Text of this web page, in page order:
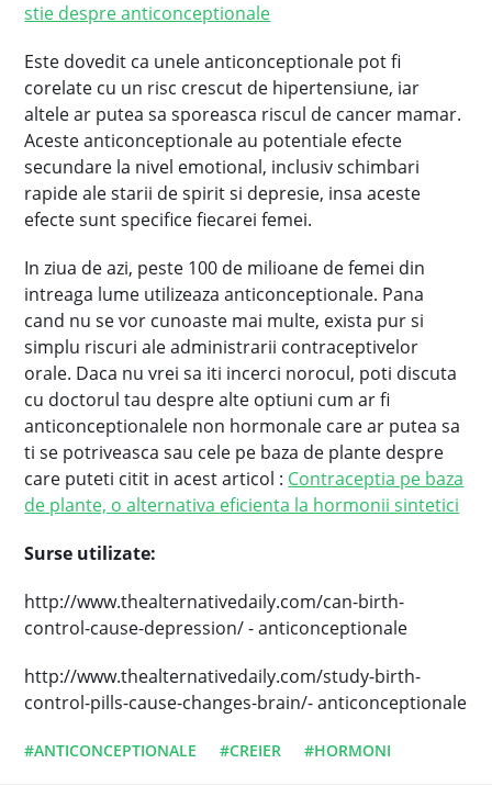
stie despre anticonceptionale
Este dovedit ca unele anticonceptionale pot fi
corelate cu un risc crescut de hipertensiune, iar
altele ar putea sa sporeasca riscul de cancer mamar.
Aceste anticonceptionale au potentiale efecte
secundare la nivel emotional, inclusiv schimbari
rapide ale starii de spirit si depresie, insa aceste
efecte sunt specifice fiecarei femei.
In ziua de azi, peste 100 de milioane de femei din
intreaga lume utilizeaza anticonceptionale. Pana
cand nu se vor cunoaste mai multe, exista pur si
simplu riscuri ale administrarii contraceptivelor
orale. Daca nu vrei sa iti incerci norocul, poti discuta
cu doctorul tau despre alte optiuni cum ar fi
anticonceptionalele non hormonale care ar putea sa
ti se potriveasca sau cele pe baza de plante despre
care puteti citit in acest articol : Contraceptia pe baza
de plante, o alternativa eficienta la hormonii sintetici
Surse utilizate:
http://www.thealternativedaily.com/can-birth-
control-cause-depression/ - anticonceptionale
http://www.thealternativedaily.com/study-birth-
control-pills-cause-changes-brain/- anticonceptionale
#ANTICONCEPTIONALE #CREIER #HORMONI